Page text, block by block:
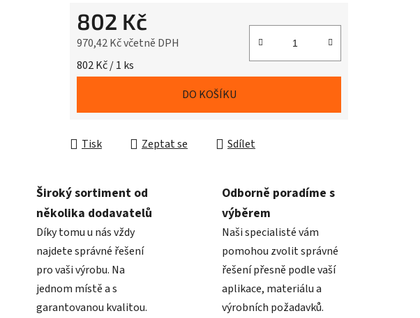
802 Kč
970,42 Kč včetně DPH
Měrná cena:
802 Kč / 1 ks
DO KOŠÍKU
Tisk Zeptat se Sdílet
Široký sortiment od
několika dodavatelů
Díky tomu u nás vždy
najdete správné řešení
pro vaši výrobu. Na
jednom místě a s
garantovanou kvalitou.
Odborně poradíme s
výběrem
Naši specialisté vám
pomohou zvolit správné
řešení přesně podle vaší
aplikace, materiálu a
výrobních požadavků.